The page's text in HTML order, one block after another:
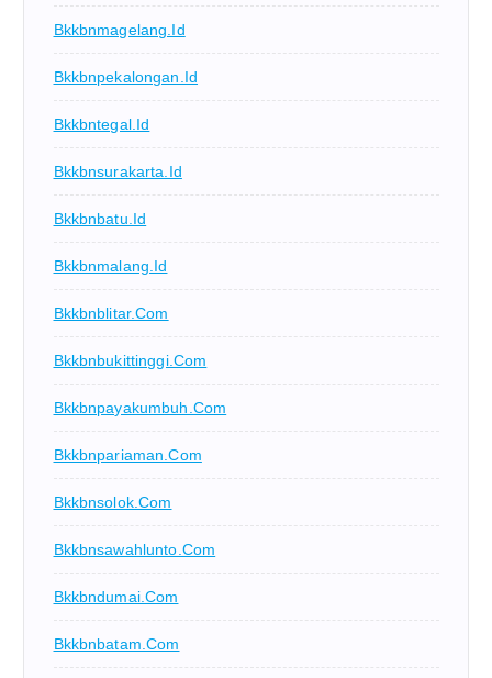
Bkkbnmagelang.id
Bkkbnpekalongan.id
Bkkbntegal.id
Bkkbnsurakarta.id
Bkkbnbatu.id
Bkkbnmalang.id
Bkkbnblitar.com
Bkkbnbukittinggi.com
Bkkbnpayakumbuh.com
Bkkbnpariaman.com
Bkkbnsolok.com
Bkkbnsawahlunto.com
Bkkbndumai.com
Bkkbnbatam.com